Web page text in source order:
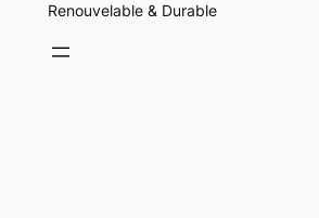
Renouvelable & Durable